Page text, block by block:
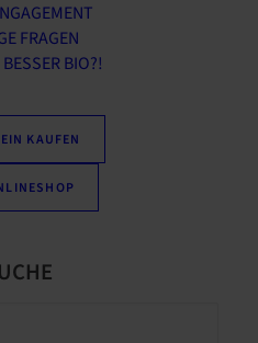
FRAGEN
BIO?!
KAUFEN
Geschenken groß.